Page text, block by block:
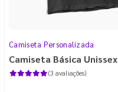
Camiseta Personalizada
Camiseta Básica Unissex
(3 avaliações)